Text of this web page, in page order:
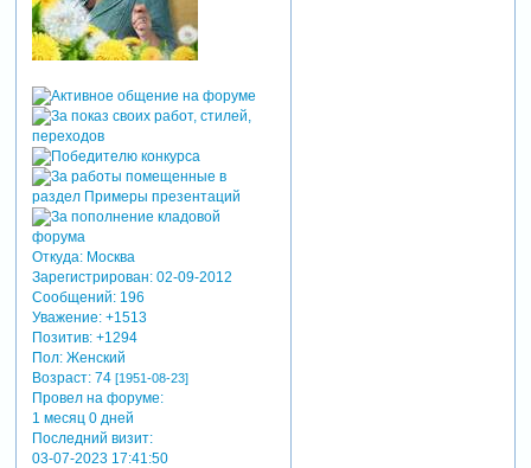
Откуда:Москва
Зарегистрирован: 02-09-2012
Сообщений:196
Уважение: +1513
Позитив: +1294
Пол:Женский
Возраст:74 [1951-08-23]
Провел на форуме:
1 месяц 0 дней
Последний визит:
03-07-2023 17:41:50